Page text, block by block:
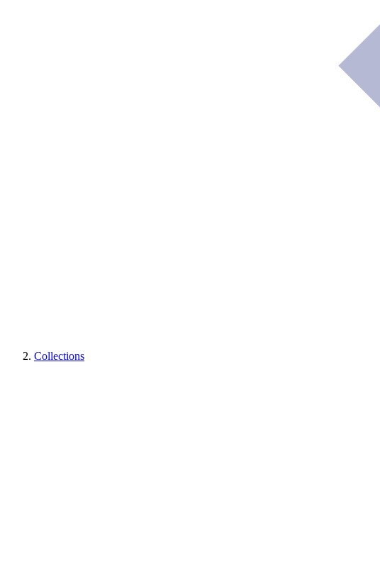
Collections